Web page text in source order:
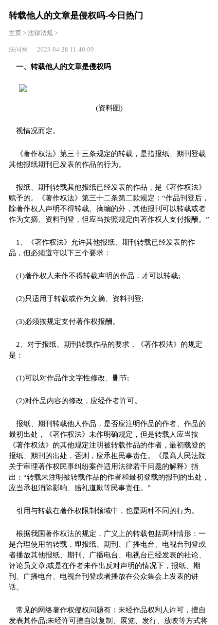
转载他人的文章是侵权吗-今日热门
主页> 法律法规>
法问网 2023-04-28 11:40:09
一、转载他人的文章是侵权吗
(资料图)
视情况而定。
《著作权法》第三十三条规定的转载，是指报纸、期刊登载
其他报纸期刊已发表的作品的行为。
报纸、期刊转载其他报纸已经发表的作品，是《著作权法》
赋予的。《著作权法》第三十二条第二款规定：“作品刊登后，
除著作权人声明不得转载、摘编的外，其他报刊可以转载或者
作为文摘、资料刊登，但应当按照规定向著作权人支付报酬。”
1、《著作权法》允许其他报纸、期刊转载已经发表的作
品，但必须遵守以下三个要求：
(1)著作权人未作不得转载声明的作品，才可以转载;
(2)只适用于转载或作为文摘、资料刊登;
(3)必须按规定支付著作权报酬。
2、对于报纸、期刊转载作品的要求，《著作权法》的规定
是：
(1)可以对作品作文字性修改、删节;
(2)对作品内容的修改，应经作者许可。
报纸、期刊转载他人作品，是否应注明作品的作者、作品的
最初出处，《著作权法》未作明确规定，但是转载人应当按
《著作权法》的其他规定注明被转载作品的作者，最初载登的
报纸、期刊的出处，否则，应承担民事责任。《最高人民法院
关于审理著作权民事纠纷案件适用法律若干问题的解释》指
出：“转载未注明被转载作品的作者和最初登载的报刊的出处，
应当承担消除影响、赔礼道歉等民事责任。”
引用与转载在著作权限制领域中，也是两种不同的行为。
根据我国著作权法的规定，广义上的转载包括两种情形：一
是合理使用的转载，即报纸、期刊、广播电台、电视台刊登或
者播放其他报纸、期刊、广播电台、电视台已经发表的社论、
评论员文章;或是在作者未作出反对声明的情况下，报纸、期
刊、广播电台、电视台刊登或者播放在公众集会上发表的讲
话。
常见的网络著作权侵权问题有：未经作品权利人许可，擅自
发表其作品;未经许可擅自以复制、展览、发行、放映等方式将